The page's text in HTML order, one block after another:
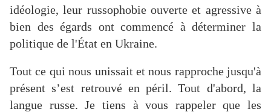
idéologie, leur russophobie ouverte et agressive à
bien des égards ont commencé à déterminer la
politique de l'État en Ukraine.
Tout ce qui nous unissait et nous rapproche jusqu'à
présent s’est retrouvé en péril. Tout d'abord, la
langue russe. Je tiens à vous rappeler que les